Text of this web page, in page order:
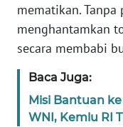
mematikan.
menghantamkan
secara membabi
Baca Juga:
Misi Bantuan
WNI, Kemlu RI
WN
SULTENG
SULBAR
WN